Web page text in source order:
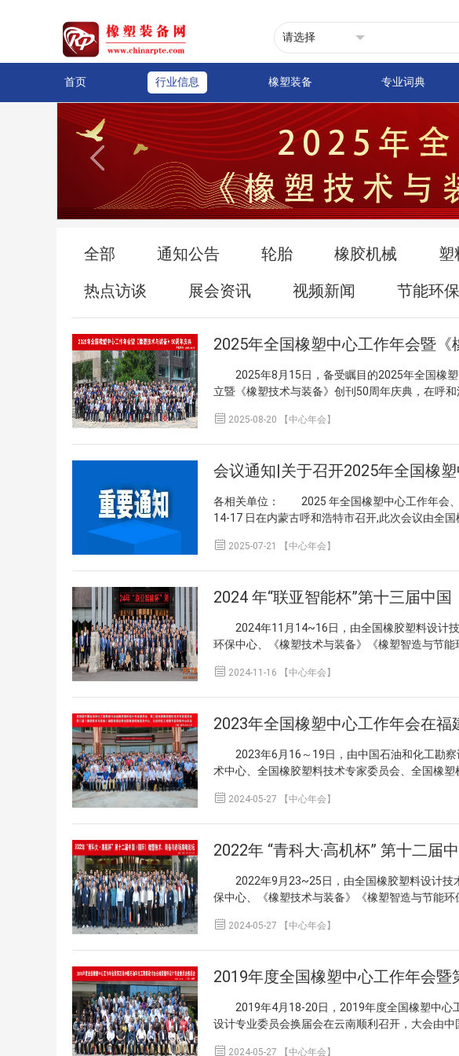
首页 行业信息 橡塑装备 专业词典
全部 通知公告 轮胎 橡胶机械 塑
热点访谈
展会资讯 视频新闻 节能环保
2025年8月15日，备受瞩目的2025年全国橡塑
立暨《橡塑技术与装备》创刊50周年庆典，在呼
场 会议开场，全国橡塑中心主任郑玉胜先生率
会主任委员、蓝星工程有限公司总经理王立杰先
先生致欢迎辞蓝星工程有限公司总经理王立杰先
了橡塑装备分会成立的批示；中国石油和化工勘
事长魏霞女士也依次进行了致辞；全国橡塑中心
下行业、企业发展的热点问题，还对“十五五”橡
长刘宇先生宣读批示中国石油和化工勘察设计协
霞女士致辞中国橡胶工业协会原会长鞠洪振先
报信息协会橡塑装备分会魏霞副理事长、《橡塑
塑专业委员会杨静秘书长，先后分别作了2023-
领作用。 中国化工情报信息协会橡塑装备分会魏
行业“十四五”标准化创新及制修订工作中的先进
新”入围产品的名单，并为相关企业颁发了铜牌
富特橡塑机械有限公司颁发了纪念证书和铜牌。
献者”颁奖现场第二届第3批“（2025）中国橡塑机
型挤出成型技术与装备的研发和应用》的分享内
了《橡胶工厂公用工程节能系统》；青岛弯弓信
新态势》；南京合智电力科技有限公司销售总监
资介绍》报告，他们从不同视角分享了橡塑行
期刊建设等诸多议题展开了深入且细致的探讨
一提的是，本次会议主办方还贴心地为参会代表
回忆。 此次会议的成功举办，不仅为橡塑行业
工情报信息协会橡塑装备分会成立以及《橡塑技
会橡塑装备分会的成立，标志着橡塑装备领域有
装备行业在国内乃至国际市场上的竞争力，为行
 2025-08-20 【中心年会】
各相关单位： 2025 年全国橡塑中心工作年会、
14-17 日在内蒙古呼和浩特市召开,此次会议由全
家委员会联合举办。 为开好本次大会，请全国
胎、橡胶制品现状与今后的形势分析以及中国
中心工作及 2025 年工作并表彰 2023～2024年
周年庆典，汇报 2023～2024 年度工作及 2025
专业委员会汇报 2023～2024 年度工作及
新产品”入围产品及单位。二、会议时间2025 年 8
离会。三、会议地点会议地点：内蒙古开元名都
119 号 联系人：于婷 15335581911四、会议
税专用发票”，请您于会前汇至如下帐号： 收
行：招商银行北京玉泉路支行 银行帐号：
携带家属，费用自理。 3. 会议不安排接机接
约30 元。五、大会秘书处联系方式 秘书处负
信息环保中心联系人：戚洪磊（
话: 010-88198150 Email：china-
工作年会通知.pdf
 2025-07-21 【中心年会】
2024年11月14~16日，由全国橡胶塑料设计技
环保中心、《橡塑技术与装备》《橡塑智造与节
坛，在江苏淮安顺利召开。本次会议上，全国主
术与装备》编委会秘书长王玺女士主持，全国橡
勘察设计协会副理事长齐福海先生、中国橡胶工
东先生等多位重磅嘉宾悉数到场。大会现场全国
大会首先由郑玉胜主任致开幕词并发表主旨讲话
绿色发展、数字应用、品牌打造”。郑主任还指出
是深入探讨橡塑工业在新时代的发展路径，并寻
（苏州）有限公司总裁马双华先生致欢迎辞淮安
春先生作主题发言中国石油和化学工业联合会赵
先生致辞中国橡胶工业协会原会长鞠洪振先生主
精彩的主题发言。中国石油和化学工业联合会的
振先生强调了自主研发创新和标准化体系建设的
心诚邀21位橡塑领域专家学者和企业代表，就“
题展开学术研讨与新产品的推介。这些议题是针
 2024-11-16 【中心年会】
2023年全国橡塑中心工作年会在福
2023年6月16～19日，由中国石油和化工勘察
术中心、全国橡胶塑料技术专家委员会、全国橡
独家承办的2023 年全国橡塑中心工作年会在福建
题，指出当前全国橡机行业向大型化、集团化、
重点工作，如深入打造线上线下融合发展版块、
中心将继续发挥平台功能，助推行业创新发展
戴造成先生，中国石油和化工勘察设计协会副理
中心和橡胶工业的发展历程，指出了目前橡机行
本次工作年会中，各机构负责人对近几年工作
塑料设计专业委员会秘书长杨静女士对第三届橡
委员组成情况进行了说明。 协会技术部主任张
油和化工勘察设计协会橡胶塑料设计专业委员会
志强、孟辉、曲建、王鹍、杨卫民、杨宥人、张
 2024-05-27 【中心年会】
2022年9月23~25日，由全国橡胶塑料设计技
保中心、《橡塑技术与装备》《橡塑智造与节能
术、装备与市场高峰论坛，在山西太原顺利召开
中心郑玉胜主任、青岛高机科技有限公司总经理
总工程师、全国橡塑机械信息中心资深顾问朱
大会首先由郑玉胜主任致开幕词并作了主旨讲话
支持表示衷心的感谢，并指出：这次论坛的主题是
 2024-05-27 【中心年会】
2019年4月18-20日，2019年度全国橡塑中心
设计专业委员会换届会在云南顺利召开，大会由
 2024-05-27 【中心年会】